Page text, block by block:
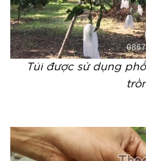
Túi được sử dụng